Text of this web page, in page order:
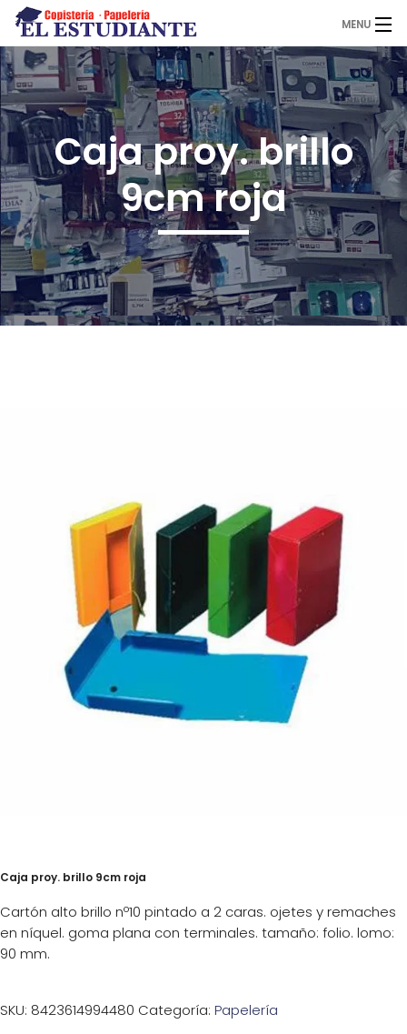
MENU
El Estudiante
Copistería
Papelería
Servicios
0,00€
¡Imprimir!
Caja proy. brillo
9cm roja
Caja proy. brillo 9cm roja
Cartón alto brillo nº10 pintado a 2 caras. ojetes y remaches
en níquel. goma plana con terminales. tamaño: folio. lomo:
90 mm.
SKU: 8423614994480 Categoría: Papelería